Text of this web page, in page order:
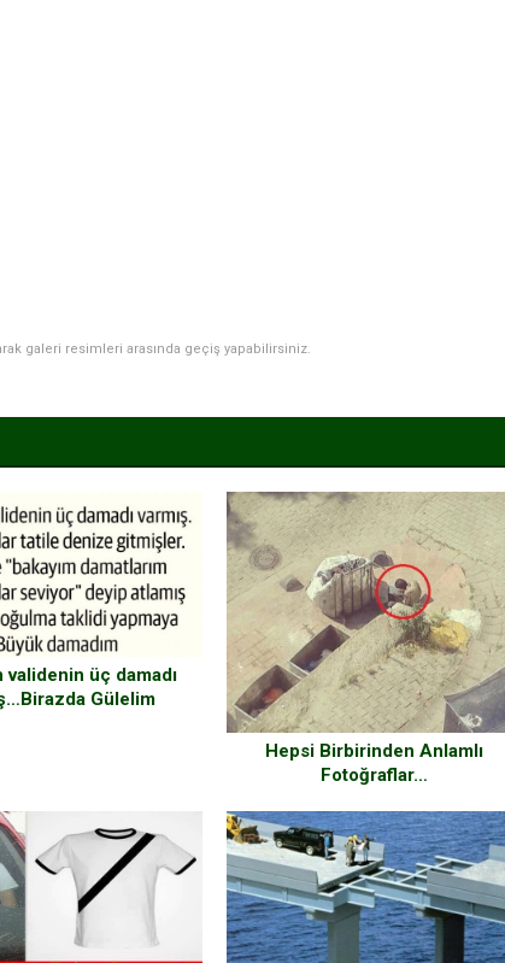
galeri resimleri arasında geçiş yapabilirsiniz.
validenin üç damadı
Gülelim
Hepsi Birbirinden Anlamlı
Fotoğraflar…